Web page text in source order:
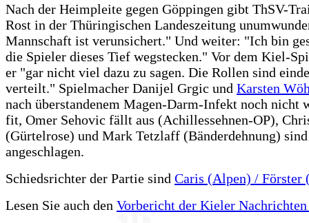
Nach der Heimpleite gegen Göppingen gibt ThSV-
Rost in der Thüringischen Landeszeitung
Mannschaft ist verunsichert." Und weiter: "Ich bin
die Spieler dieses Tief wegstecken." Vor dem Kiel-
er "gar nicht viel dazu zu sagen. Die Rollen sind
verteilt." Spielmacher Danijel Grgic und Karsten
nach überstandenem Magen-Darm-Infekt noch nicht
fit, Omer Sehovic fällt aus (Achillessehnen-OP),
(Gürtelrose) und Mark Tetzlaff (Bänderdehnung) sind
angeschlagen.
Schiedsrichter der Partie sind Caris (Alpen) / Förster
Lesen Sie auch den Vorbericht der Kieler